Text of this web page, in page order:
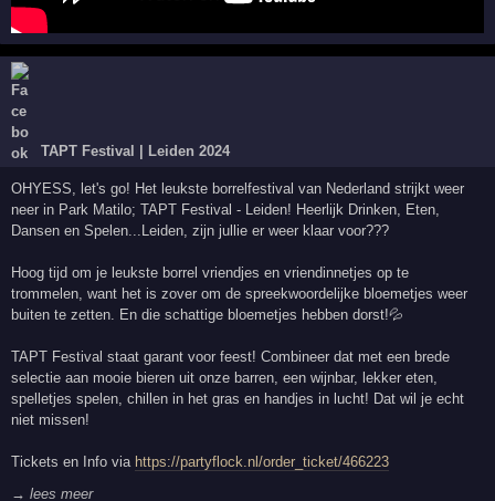
TAPT Festival | Leiden 2024
OHYESS, let's go! Het leukste borrelfestival van Nederland strijkt weer
neer in Park Matilo; TAPT Festival - Leiden! Heerlijk Drinken, Eten,
Dansen en Spelen...Leiden, zijn jullie er weer klaar voor???
Hoog tijd om je leukste borrel vriendjes en vriendinnetjes op te
trommelen, want het is zover om de spreekwoordelijke bloemetjes weer
buiten te zetten. En die schattige bloemetjes hebben dorst!💦
TAPT Festival staat garant voor feest! Combineer dat met een brede
selectie aan mooie bieren uit onze barren, een wijnbar, lekker eten,
spelletjes spelen, chillen in het gras en handjes in lucht! Dat wil je echt
niet missen!
Tickets en Info via https://partyflock.nl/order_ticket/466223
→ lees meer